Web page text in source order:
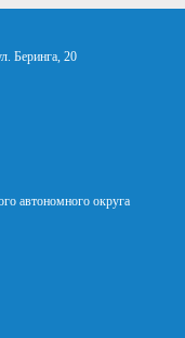
Беринга, 20
автономного округа